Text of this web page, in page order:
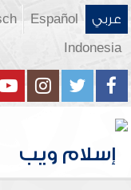
عربي Español
Indonesia